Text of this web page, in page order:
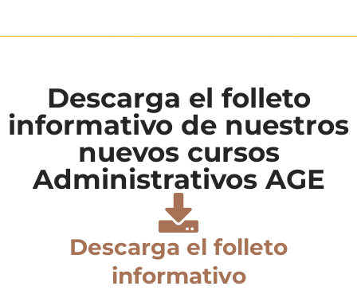
Descarga el folleto
informativo de nuestros
nuevos cursos
Administrativos AGE
Descarga el folleto
informativo